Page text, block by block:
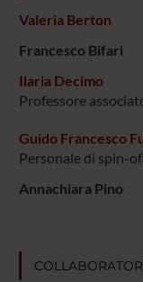
Valeria Berton
Francesco Bifari
Ilaria Decimo
Professore
Guido Francesco
Personale di spin-
Annachiara Pino